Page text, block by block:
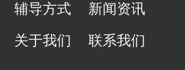
辅导方式 新闻资讯
关于我们 联系我们